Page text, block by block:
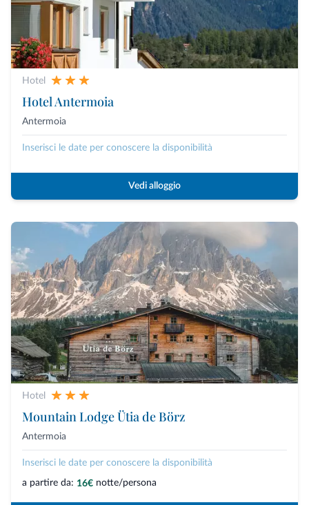
Hotel
Hotel Antermoia
Antermoia
Inserisci le date per conoscere la disponibilità
Vedi alloggio
Hotel
Mountain Lodge Ütia de Börz
Antermoia
Inserisci le date per conoscere la disponibilità
a partire da: 16€ notte/persona